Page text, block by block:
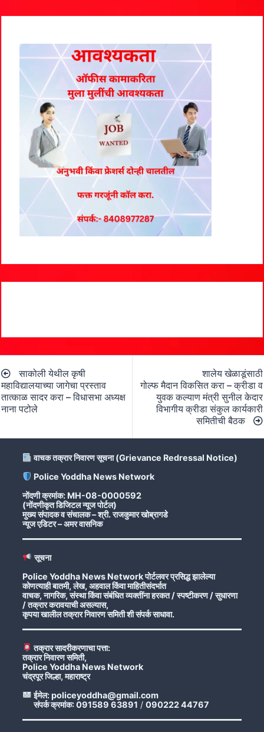
navigation
साकोली येथील कृषी
महाविद्यालयाच्या जागेचा प्रस्ताव
तात्काळ सादर करा – विधासभा अध्यक्ष
नाना पटोले
शालेय खेळाडूंसाठी
गोल्फ मैदान विकसित करा – क्रीडा व
युवक कल्याण मंत्री सुनील केदार
विभागीय क्रीडा संकुल कार्यकारी
समितीची बैठक
वाचक तक्रार निवारण सूचना (Grievance Redressal Notice)
Police Yoddha News Network
नोंदणी क्रमांक: MH-08-0000592
(नोंदणीकृत डिजिटल न्यूज पोर्टल)
मुख्य संपादक व संचालक – श्री. राजकुमार खोब्रागडे
न्यूज एडिटर – अमर वासनिक
सूचना
Police Yoddha News Network पोर्टलवर प्रसिद्ध झालेल्या
कोणत्याही बातमी, लेख, अहवाल किंवा माहितीसंदर्भात
वाचक, नागरिक, संस्था किंवा संबंधित व्यक्तींना हरकत / स्पष्टीकरण / सुधारणा
/ तक्रार करावयाची असल्यास,
कृपया खालील तक्रार निवारण समिती शी संपर्क साधावा.
तक्रार सादरीकरणाचा पत्ता:
तक्रार निवारण समिती,
Police Yoddha News Network
चंद्रपूर जिल्हा, महाराष्ट्र
ईमेल: policeyoddha@gmail.com
संपर्क क्रमांक: 091589 63891 / 090222 44767